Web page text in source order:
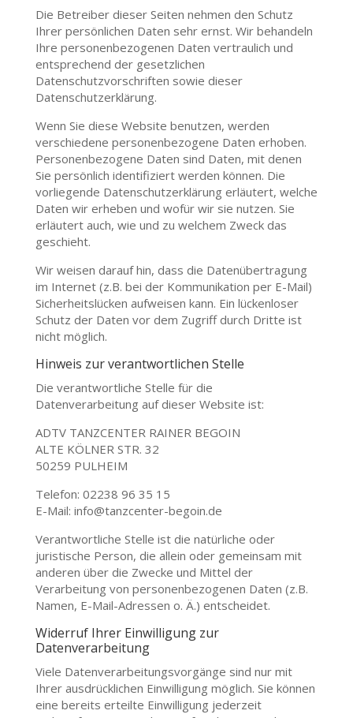
Die Betreiber dieser Seiten nehmen den Schutz
Ihrer persönlichen Daten sehr ernst. Wir behandeln
Ihre personenbezogenen Daten vertraulich und
entsprechend der gesetzlichen
Datenschutzvorschriften sowie dieser
Datenschutzerklärung.
Wenn Sie diese Website benutzen, werden
verschiedene personenbezogene Daten erhoben.
Personenbezogene Daten sind Daten, mit denen
Sie persönlich identifiziert werden können. Die
vorliegende Datenschutzerklärung erläutert, welche
Daten wir erheben und wofür wir sie nutzen. Sie
erläutert auch, wie und zu welchem Zweck das
geschieht.
Wir weisen darauf hin, dass die Datenübertragung
im Internet (z.B. bei der Kommunikation per E-Mail)
Sicherheitslücken aufweisen kann. Ein lückenloser
Schutz der Daten vor dem Zugriff durch Dritte ist
nicht möglich.
Hinweis zur verantwortlichen Stelle
Die verantwortliche Stelle für die
Datenverarbeitung auf dieser Website ist:
ADTV TANZCENTER RAINER BEGOIN
ALTE KÖLNER STR. 32
50259 PULHEIM
Telefon: 02238 96 35 15
E-Mail: info@tanzcenter-begoin.de
Verantwortliche Stelle ist die natürliche oder
juristische Person, die allein oder gemeinsam mit
anderen über die Zwecke und Mittel der
Verarbeitung von personenbezogenen Daten (z.B.
Namen, E-Mail-Adressen o. Ä.) entscheidet.
Widerruf Ihrer Einwilligung zur
Datenverarbeitung
Viele Datenverarbeitungsvorgänge sind nur mit
Ihrer ausdrücklichen Einwilligung möglich. Sie können
eine bereits erteilte Einwilligung jederzeit